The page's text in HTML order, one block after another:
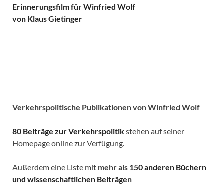
Erinnerungsfilm für Winfried Wolf
von Klaus Gietinger
Verkehrspolitische Publikationen von Winfried Wolf
80 Beiträge zur Verkehrspolitikstehen auf seiner
Homepage online zur Verfügung.
Außerdem eine Liste mit mehr als 150 anderen Büchern
und wissenschaftlichen Beiträgen